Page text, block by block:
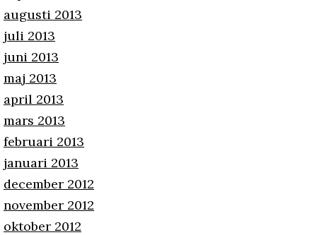
augusti 2013
juli 2013
juni 2013
maj 2013
april 2013
mars 2013
februari 2013
januari 2013
december 2012
november 2012
oktober 2012